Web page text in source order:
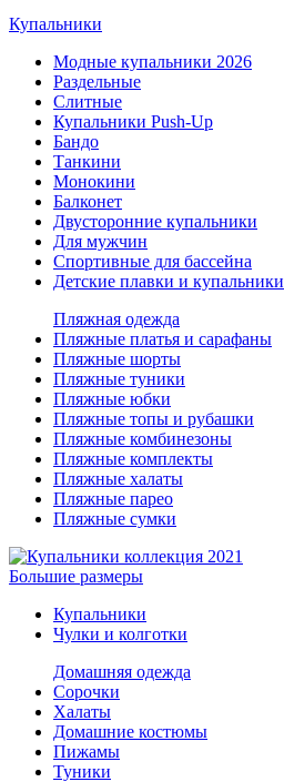
Купальники
Модные купальники 2026
Раздельные
Слитные
Купальники Push-Up
Бандо
Танкини
Монокини
Балконет
Двусторонние купальники
Для мужчин
Спортивные для бассейна
Детские плавки и купальники
Пляжная одежда
Пляжные платья и сарафаны
Пляжные шорты
Пляжные туники
Пляжные юбки
Пляжные топы и рубашки
Пляжные комбинезоны
Пляжные комплекты
Пляжные халаты
Пляжные парео
Пляжные сумки
Большие размеры
Купальники
Чулки и колготки
Домашняя одежда
Сорочки
Халаты
Домашние костюмы
Пижамы
Туники